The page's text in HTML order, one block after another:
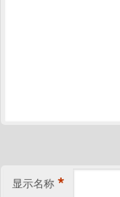
显示名称 *